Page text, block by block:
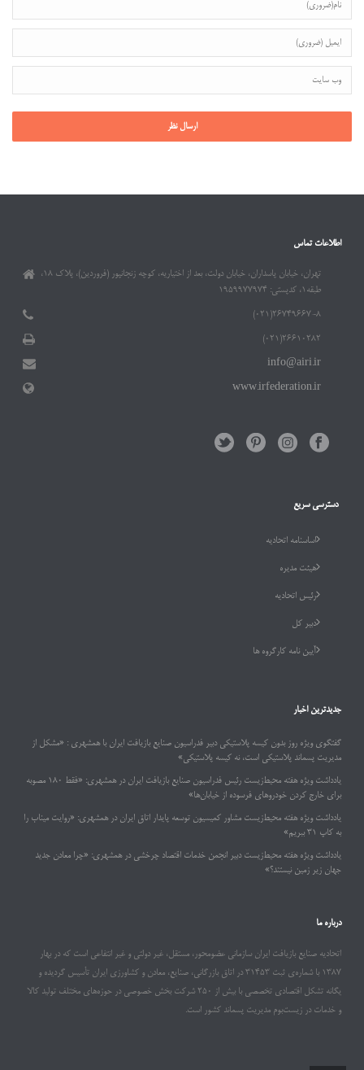
اطلاعات تماس
تهران، خیابان پاسداران، خیابان دولت، بعد از اختیاریه، کوچه زنجانپور (فروردین)، پلاک ۱۸،
طبقه۱، کدپستی: ۱۹۵۹۹۷۷۹۷۴
۲۶۷۴۹۶۶۷-۸(۰۲۱)
۲۶۶۱۰۲۸۲(۰۲۱)
info@airi.ir
www.irfederation.ir
دسترسی سریع
اساسنامه اتحادیه
هیئت مدیره
رئیس اتحادیه
دبیر کل
آیین نامه کارگروه ها
جدیدترین اخبار
گفتگوی ویژه روز بدون کیسه پلاستیکی دبیر فدراسیون صنایع بازیافت ایران با همشهری : «مشکل از
مدیریت پسماند پلاستیکی است، نه کیسه پلاستیکی»
یادداشت ویژه هفته محیط‌زیست رئیس فدراسیون صنایع بازیافت ایران در همشهری: «فقط ۱۸۰ مصوبه
برای خارج کردن خودروهای فرسوده از خیابان‌ها»
یادداشت ویژه هفته محیط‌زیست مشاور کمیسیون توسعه پایدار اتاق ایران در همشهری: «روایت میناب را
به کاپ ۳۱ ببریم»
یادداشت ویژه هفته محیط‌زیست دبیر انجمن خدمات اقتصاد چرخشی در همشهری: «چرا معادن جدید
جهان زیر زمین نیستند؟»
درباره ما
اتحادیه صنایع بازیافت ایران سازمانی عضومحور، مستقل، غیر دولتی و غیر انتفاعی است که در بهار
۱۳۸۷ با شماره‌ی ثبت ۳۱۴۵۳ در اتاق بازرگانی، صنایع، معادن و کشاورزی ایران تأسیس گردیده و
یگانه تشکل اقتصادی تخصصی با بیش از ۲۵۰ شرکت بخش خصوصی در حوزه‌های مختلف تولید کالا
و خدمات در زیست‌بوم مدیریت پسماند کشور است.